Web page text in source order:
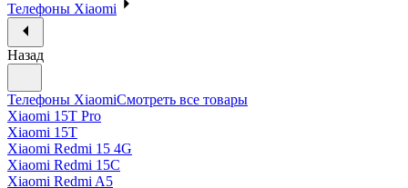
Телефоны Xiaomi
Назад
Телефоны XiaomiСмотреть все товары
Xiaomi 15T Pro
Xiaomi 15T
Xiaomi Redmi 15 4G
Xiaomi Redmi 15C
Xiaomi Redmi A5